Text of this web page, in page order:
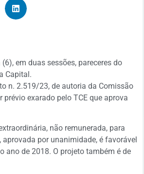
em duas sessões, pareceres do
Capital.
n. 2.519/23, de autoria da Comissão
exarado pelo TCE que aprova
não remunerada, para
por unanimidade, é favorável
ano de 2018. O projeto também é de